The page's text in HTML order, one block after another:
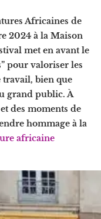
Africaines de
2024 à la Maison
met en avant le
pour valoriser les
travail, bien que
grand public. À
des moments de
hommage à la
africaine